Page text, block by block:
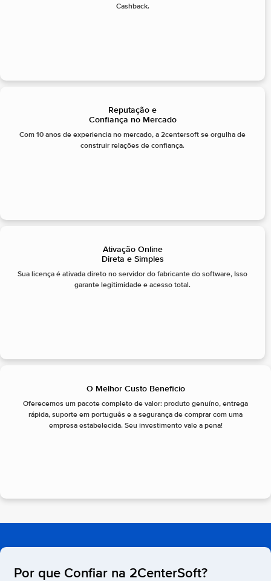
Cashback.
Reputação e
Confiança no Mercado
Com 10 anos de experiencia no mercado, a 2centersoft se orgulha de
construir relações de confiança.
Ativação Online
Direta e Simples
Sua licença é ativada direto no servidor do fabricante do software, Isso
garante legitimidade e acesso total.
O Melhor Custo Beneficio
Oferecemos um pacote completo de valor: produto genuíno, entrega
rápida, suporte em português e a segurança de comprar com uma
empresa estabelecida. Seu investimento vale a pena!
Por que Confiar na 2CenterSoft?